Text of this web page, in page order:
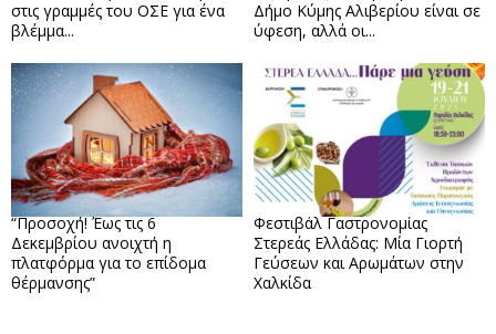
στις γραμμές του ΟΣΕ για ένα
βλέμμα...
Δήμο Κύμης Αλιβερίου είναι σε
ύφεση, αλλά οι...
“Προσοχή! Έως τις 6
Δεκεμβρίου ανοιχτή η
πλατφόρμα για το επίδομα
θέρμανσης”
Φεστιβάλ Γαστρονομίας
Στερεάς Ελλάδας: Μία Γιορτή
Γεύσεων και Αρωμάτων στην
Χαλκίδα